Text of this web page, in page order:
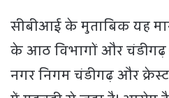
सीबीआई के मुताबिक यह
के आठ विभागों और चंडीगढ़
नगर निगम चंडीगढ़ और